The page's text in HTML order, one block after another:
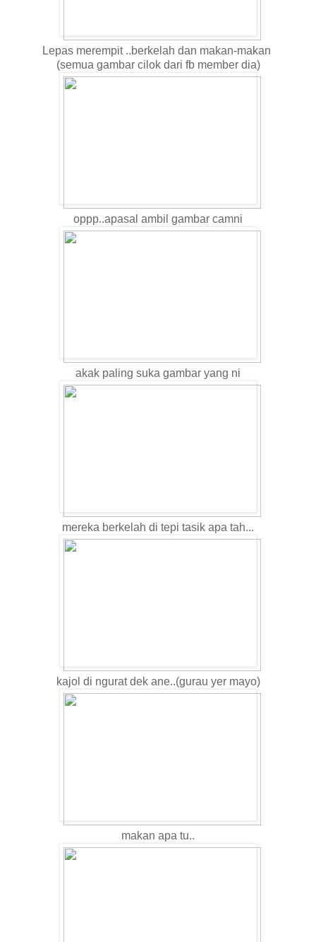
Lepas merempit ..berkelah dan makan-makan
(semua gambar cilok dari fb member dia)
oppp..apasal ambil gambar camni
akak paling suka gambar yang ni
mereka berkelah di tepi tasik apa tah...
kajol di ngurat dek ane..(gurau yer mayo)
makan apa tu..